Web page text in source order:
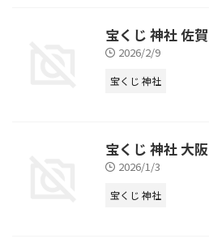
宝くじ 神社 佐賀
2026/2/9
宝くじ 神社
宝くじ 神社 大阪
2026/1/3
宝くじ 神社